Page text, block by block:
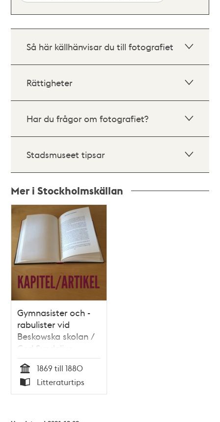
Så här källhänvisar du till fotografiet
Rättigheter
Har du frågor om fotografiet?
Stadsmuseet tipsar
Mer i Stockholmskällan
Relaterade
poster
och
teman
Gymnasister och -
rabulister vid
Beskowska skolan /
Carl Svedelius
Tid
1869 till 1880
Typ
Litteraturtips